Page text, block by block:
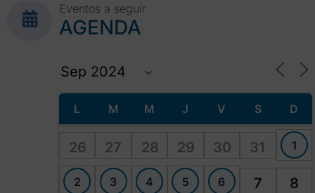
Eventos a seguir
AGENDA
L M M J V S D
26 27 28 29 30 31 1
2 3 4 5 6 7 8